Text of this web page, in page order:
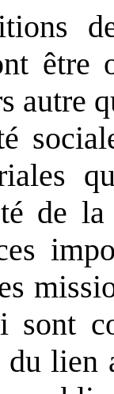
être
autre
de la
sont
du lien